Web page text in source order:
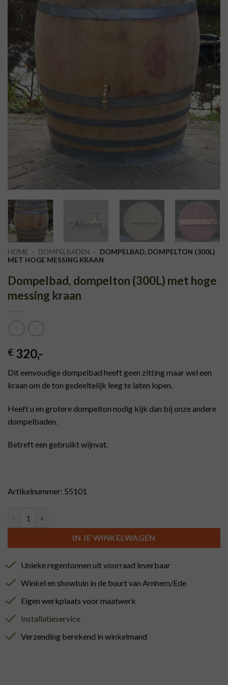
HOME » DOMPELBADEN » DOMPELBAD, DOMPELTON (300L)
MET HOGE MESSING KRAAN
Dompelbad, dompelton (300L) met hoge
messing kraan
€ 320,-
Dit eenvoudige dompelbad heeft geen zitting maar wel een
kraan om de ton gedeeltelijk leeg te laten lopen.
Heeft u en grotere dompelton nodig kijk dan bij onze andere
dompelbaden.
Betreft een gebruikt wijnvat.
Artikelnummer: 55101
IN JE WINKELWAGEN
Unieke regentonnen uit voorraad leverbaar
Winkel en showtuin in de buurt van Arnhem/Ede
Eigen werkplaats voor maatwerk
Installatieservice
Verzending berekend in winkelmand